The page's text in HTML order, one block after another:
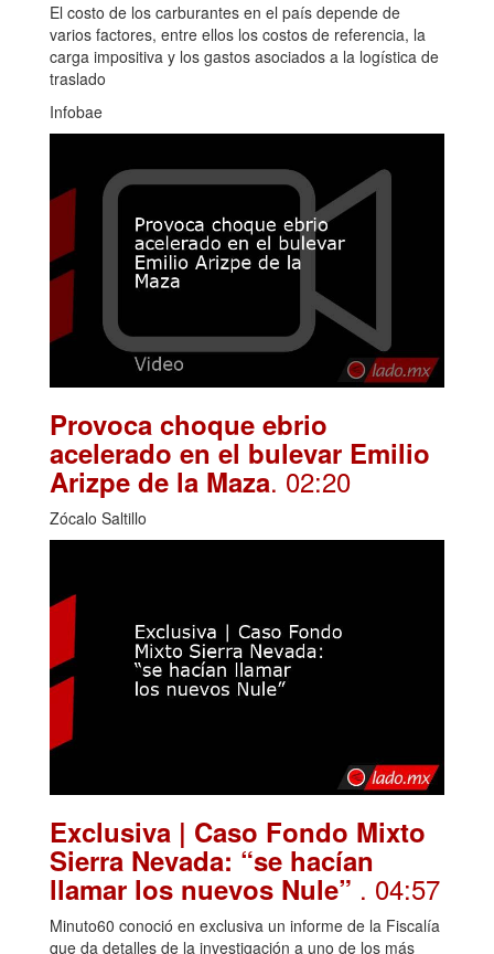
El costo de los carburantes en el país depende de
varios factores, entre ellos los costos de referencia, la
carga impositiva y los gastos asociados a la logística de
traslado
Infobae
Provoca choque ebrio
acelerado en el bulevar Emilio
Arizpe de la Maza. 02:20
Zócalo Saltillo
Exclusiva | Caso Fondo Mixto
Sierra Nevada: “se hacían
llamar los nuevos Nule” . 04:57
Minuto60 conoció en exclusiva un informe de la Fiscalía
que da detalles de la investigación a uno de los más